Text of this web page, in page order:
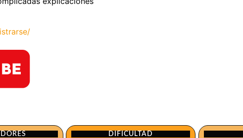
DIFICULTAD